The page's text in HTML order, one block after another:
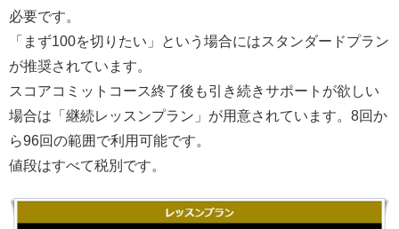
必要です。
「まず100を切りたい」という場合にはスタンダードプラン
が推奨されています。
スコアコミットコース終了後も引き続きサポートが欲しい
場合は「継続レッスンプラン」が用意されています。8回か
ら96回の範囲で利用可能です。
値段はすべて税別です。